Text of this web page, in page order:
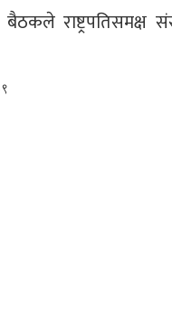
बैठकले